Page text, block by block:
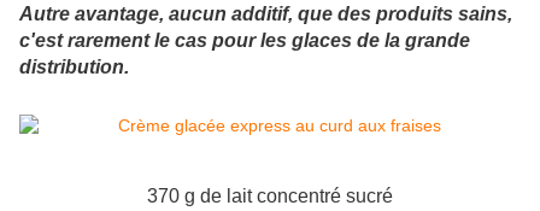
Autre avantage, aucun additif, que des produits sains,
c'est rarement le cas pour les glaces de la grande
distribution.
370 g de lait concentré sucré